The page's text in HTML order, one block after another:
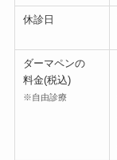
休診日
ダーマペンの
料金(税込)
※自由診療